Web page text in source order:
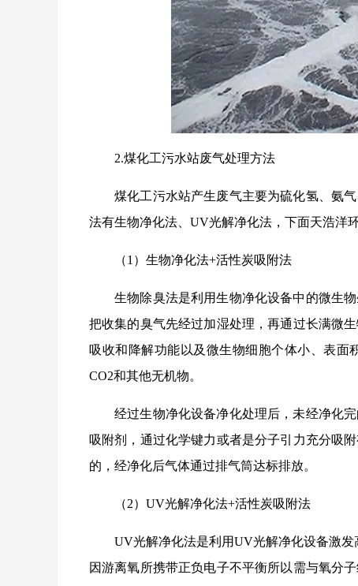
2.煤化工污水站废气处理方法
煤化工污水站产生废气主要为硫化氢、氨
法有生物净化法、UV光解净化法，下面天浩洋
（1）生物净化法+活性炭吸附法
生物除臭法是利用生物净化设备中的微生
把收集的臭气先经过加湿处理，再通过长满微
吸收和降解功能以及微生物细胞个体小、表
CO2和其他无机物。
经过生物净化设备净化处理后，未经净化
吸附剂，通过化学键力或者是分子引力充分吸
的，经净化后气体通过排气筒达标排放。
（2）UV光解净化法+活性炭吸附法
UV光解净化法是利用UV光解净化设备激
因游离氧所携带正负电子不平衡所以需与氧分